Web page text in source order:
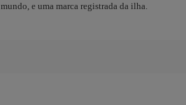
mundo, e uma marca registrada da ilha.